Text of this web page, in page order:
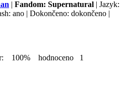
| Fandom: Supernatural | Jazyk:
ano | Dokončeno: dokončeno |
100% hodnoceno 1